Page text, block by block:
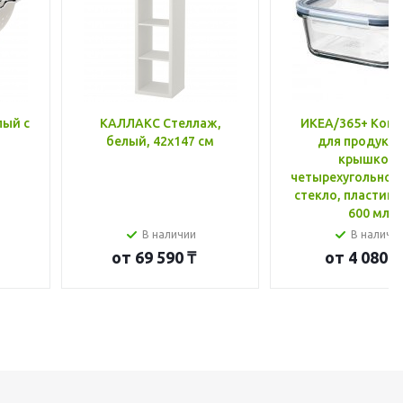
с
КАЛЛАКС Стеллаж,
белый, 42x147 см
В наличии
от 69 590 ₸
ИКЕА/365+
для
крышкой,
стекло, пластик
600 мл
В
от 4 080 ₸